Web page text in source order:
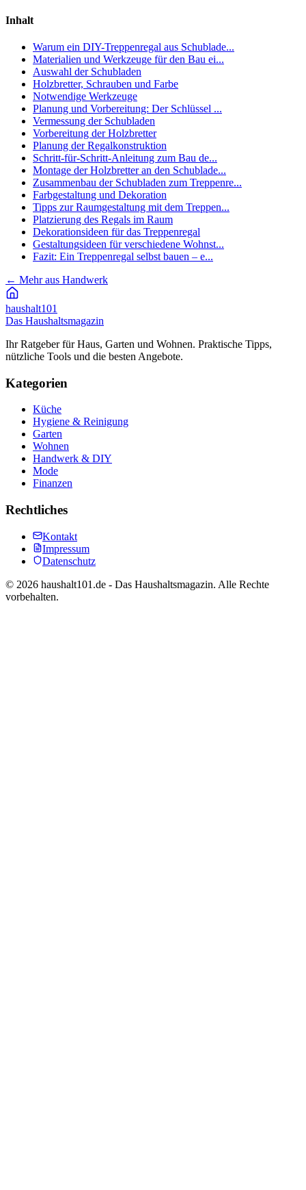
Inhalt
Warum ein DIY-Treppenregal aus Schublade...
Materialien und Werkzeuge für den Bau ei...
Auswahl der Schubladen
Holzbretter, Schrauben und Farbe
Notwendige Werkzeuge
Planung und Vorbereitung: Der Schlüssel ...
Vermessung der Schubladen
Vorbereitung der Holzbretter
Planung der Regalkonstruktion
Schritt-für-Schritt-Anleitung zum Bau de...
Montage der Holzbretter an den Schublade...
Zusammenbau der Schubladen zum Treppenre...
Farbgestaltung und Dekoration
Tipps zur Raumgestaltung mit dem Treppen...
Platzierung des Regals im Raum
Dekorationsideen für das Treppenregal
Gestaltungsideen für verschiedene Wohnst...
Fazit: Ein Treppenregal selbst bauen – e...
← Mehr aus Handwerk
haushalt101
Das Haushaltsmagazin
Ihr Ratgeber für Haus, Garten und Wohnen. Praktische Tipps,
nützliche Tools und die besten Angebote.
Kategorien
Küche
Hygiene & Reinigung
Garten
Wohnen
Handwerk & DIY
Mode
Finanzen
Rechtliches
Kontakt
Impressum
Datenschutz
© 2026 haushalt101.de - Das Haushaltsmagazin. Alle Rechte
vorbehalten.